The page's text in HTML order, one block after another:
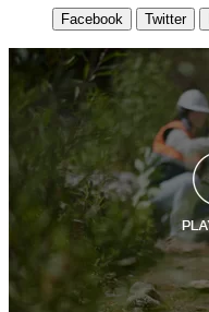
Facebook Twitter